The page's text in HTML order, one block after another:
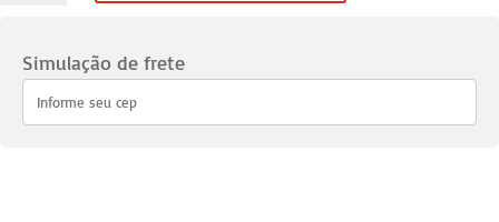
quantidade
Simulação de frete